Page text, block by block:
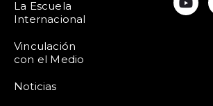
La Escuela
Internacional
Vinculación
con el Medio
Noticias